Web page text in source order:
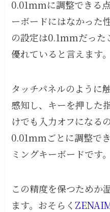
0.01mmに調整できる
ーボードにはなかった
の設定は0.1mmだった
優れていると言えます。
タッチパネルのように
感知し、キーを押した
けでも入力オフになる
0.01mmごとに調整で
ミングキーボードです。
この精度を保つためか
ます。おそらく